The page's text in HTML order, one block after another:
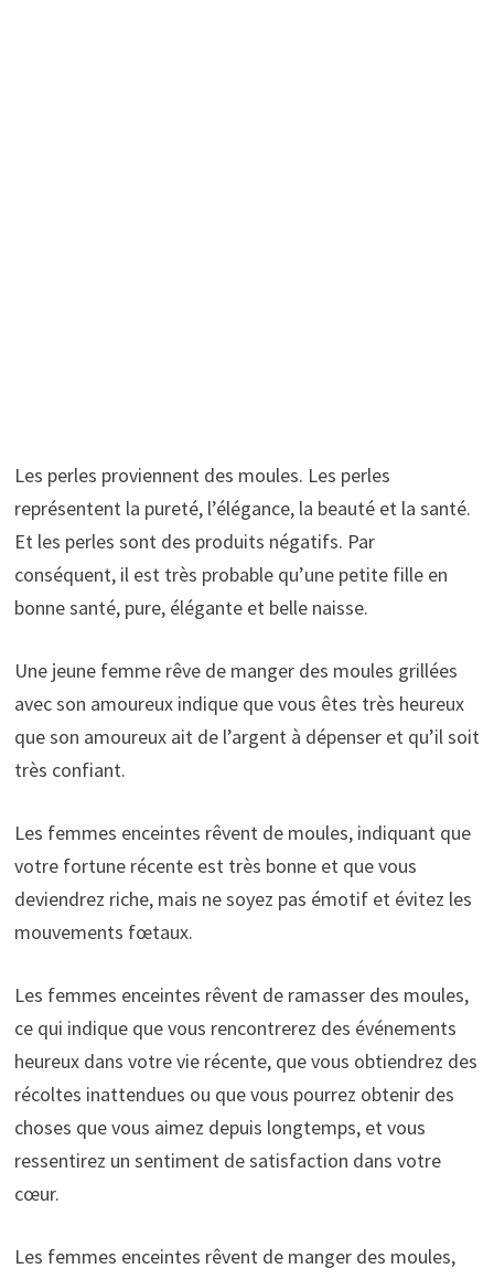
Les perles proviennent des moules. Les perles
représentent la pureté, l’élégance, la beauté et la santé.
Et les perles sont des produits négatifs. Par
conséquent, il est très probable qu’une petite fille en
bonne santé, pure, élégante et belle naisse.
Une jeune femme rêve de manger des moules grillées
avec son amoureux indique que vous êtes très heureux
que son amoureux ait de l’argent à dépenser et qu’il soit
très confiant.
Les femmes enceintes rêvent de moules, indiquant que
votre fortune récente est très bonne et que vous
deviendrez riche, mais ne soyez pas émotif et évitez les
mouvements fœtaux.
Les femmes enceintes rêvent de ramasser des moules,
ce qui indique que vous rencontrerez des événements
heureux dans votre vie récente, que vous obtiendrez des
récoltes inattendues ou que vous pourrez obtenir des
choses que vous aimez depuis longtemps, et vous
ressentirez un sentiment de satisfaction dans votre
cœur.
Les femmes enceintes rêvent de manger des moules,